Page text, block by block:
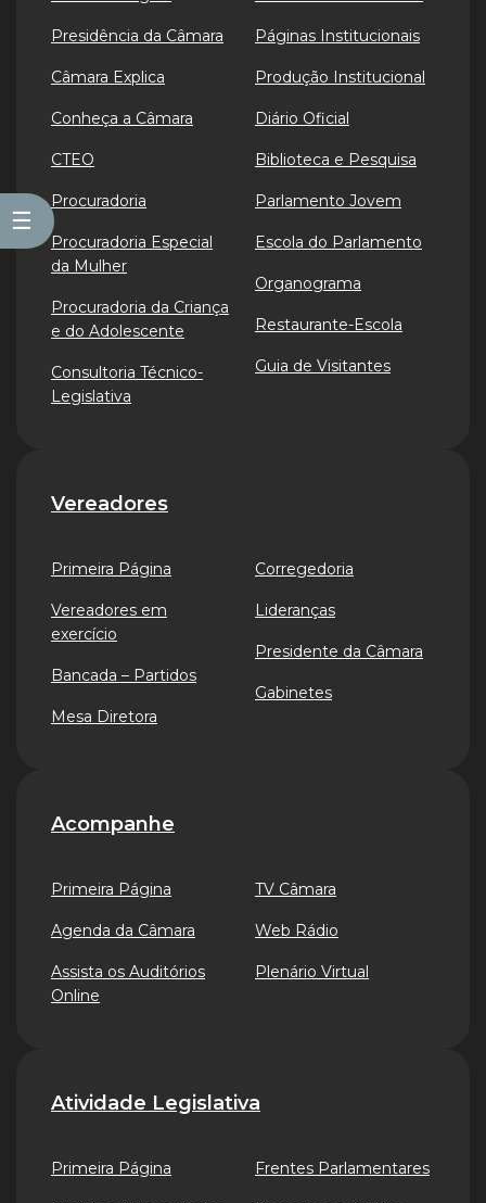
☰
Presidência da Câmara
Câmara Explica
Conheça a Câmara
CTEO
Procuradoria
Procuradoria Especial
da Mulher
Procuradoria da Criança
e do Adolescente
Consultoria Técnico-
Legislativa
Páginas Institucionais
Produção Institucional
Diário Oficial
Biblioteca e Pesquisa
Parlamento Jovem
Escola do Parlamento
Organograma
Restaurante-Escola
Guia de Visitantes
Vereadores
Primeira Página
Vereadores em
exercício
Bancada – Partidos
Mesa Diretora
Corregedoria
Lideranças
Presidente da Câmara
Gabinetes
Acompanhe
Primeira Página
Agenda da Câmara
Assista os Auditórios
Online
TV Câmara
Web Rádio
Plenário Virtual
Atividade Legislativa
Primeira Página Frentes Parlamentares